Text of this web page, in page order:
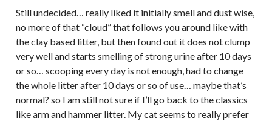
Still undecided… really liked it initially smell and dust wise,
no more of that “cloud” that follows you around like with
the clay based litter, but then found out it does not clump
very well and starts smelling of strong urine after 10 days
or so… scooping every day is not enough, had to change
the whole litter after 10 days or so of use… maybe that’s
normal? so I am still not sure if I’ll go back to the classics
like arm and hammer litter. My cat seems to really prefer